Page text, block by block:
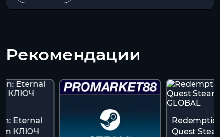
Рекомендации
Eternal
КЛЮЧ
Quest